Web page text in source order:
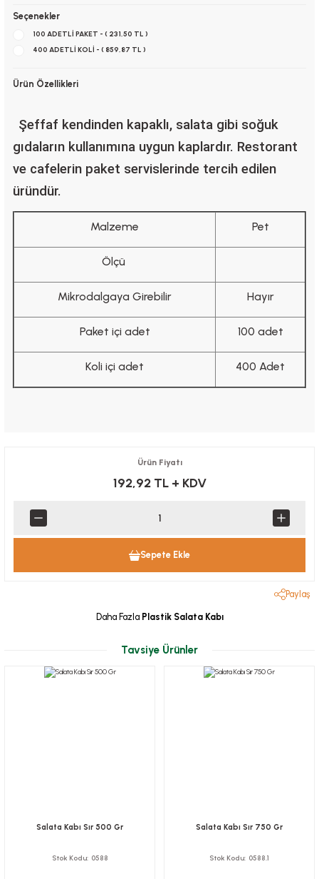
Seçenekler
100 ADETLİ PAKET - ( 231,50 TL )
400 ADETLİ KOLİ - ( 859,87 TL )
Ürün Özellikleri
Şeffaf kendinden kapaklı, salata gibi soğuk
gıdaların kullanımına uygun kaplardır. Restorant
ve cafelerin paket servislerinde tercih edilen
üründür.
Malzeme Pet
Ölçü
Mikrodalgaya Girebilir Hayır
Paket içi adet 100 adet
Koli içi adet 400 Adet
Ürün Fiyatı
192,92 TL + KDV
Sepete Ekle
Paylaş
Daha Fazla Plastik Salata Kabı
Tavsiye Ürünler
Salata Kabı Sır 500 Gr
0588
Salata Kabı Sır 750 Gr
0588.1